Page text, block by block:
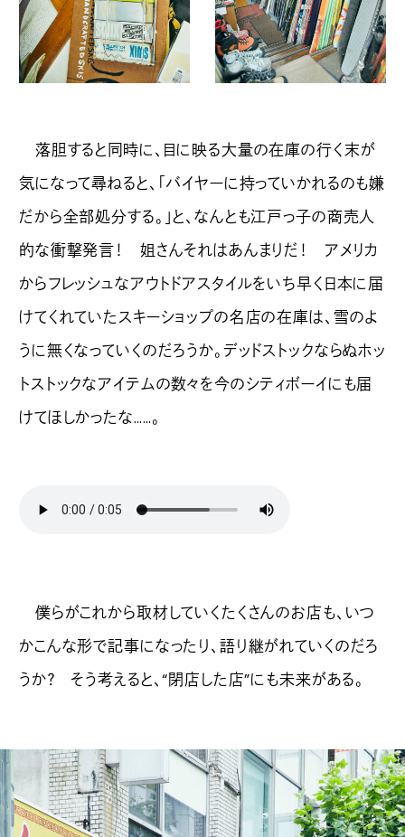
落胆すると同時に、目に映る大量の在庫の行く末が
気になって尋ねると、「バイヤーに持っていかれるのも嫌
だから全部処分する。」と、なんとも江戸っ子の商売人
的な衝撃発言！ 姐さんそれはあんまりだ！ アメリカ
からフレッシュなアウトドアスタイルをいち早く日本に届
けてくれていたスキーショップの名店の在庫は、雪のよ
うに無くなっていくのだろうか。デッドストックならぬホッ
トストックなアイテムの数々を今のシティボーイにも届
けてほしかったな……。
僕らがこれから取材していくたくさんのお店も、いつ
かこんな形で記事になったり、語り継がれていくのだろ
うか？ そう考えると、“閉店した店”にも未来がある。